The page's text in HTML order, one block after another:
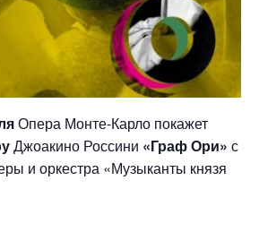
Опера Монте-Карло покажет
Джоакино Россини «Граф Ори» с
и оркестра «Музыканты князя